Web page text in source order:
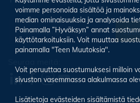
voimme personoida sisältöä ja
median ominaisuuksia ja analysoida
Painamalla ”Hyväksyn” annat
käyttötarkoituksiin. Voit muuttaa
painamalla "Teen Muutoksia".
Voit peruuttaa suostumuksesi milloin
sivuston vasemmassa alakulmassa
Lisätietoja evästeiden sisältämistä